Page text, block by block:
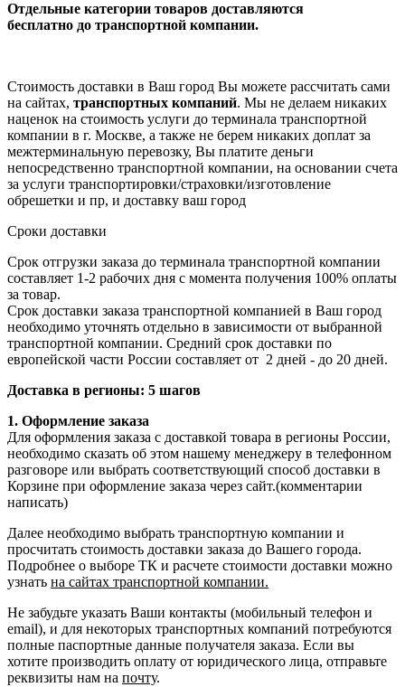
Отдельные категории товаров доставляются
бесплатно до транспортной компании.
Стоимость доставки в Ваш город Вы можете рассчитать сами
на сайтах, транспортных компаний. Мы не делаем никаких
наценок на стоимость услуги до терминала транспортной
компании в г. Москве, а также не берем никаких доплат за
межтерминальную перевозку, Вы платите деньги
непосредственно транспортной компании, на основании счета
за услуги транспортировки/страховки/изготовление
обрешетки и пр, и доставку ваш город
Сроки доставки
Срок отгрузки заказа до терминала транспортной компании
составляет 1-2 рабочих дня с момента получения 100% оплаты
за товар.
Срок доставки заказа транспортной компанией в Ваш город
необходимо уточнять отдельно в зависимости от выбранной
транспортной компании. Средний срок доставки по
европейской части России составляет от 2 дней - до 20 дней.
Доставка в регионы: 5 шагов
1. Оформление заказа
Для оформления заказа с доставкой товара в регионы России,
необходимо сказать об этом нашему менеджеру в телефонном
разговоре или выбрать соответствующий способ доставки в
Корзине при оформление заказа через сайт.(комментарии
написать)
Далее необходимо выбрать транспортную компании и
просчитать стоимость доставки заказа до Вашего города.
Подробнее о выборе ТК и расчете стоимости доставки можно
узнать на сайтах транспортной компании.
Не забудьте указать Ваши контакты (мобильный телефон и
email), и для некоторых транспортных компаний потребуются
полные паспортные данные получателя заказа. Если вы
хотите производить оплату от юридического лица, отправьте
реквизиты нам на почту.